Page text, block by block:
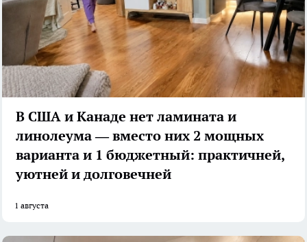
В США и Канаде нет ламината и
линолеума — вместо них 2 мощных
варианта и 1 бюджетный: практичней,
уютней и долговечней
1 августа